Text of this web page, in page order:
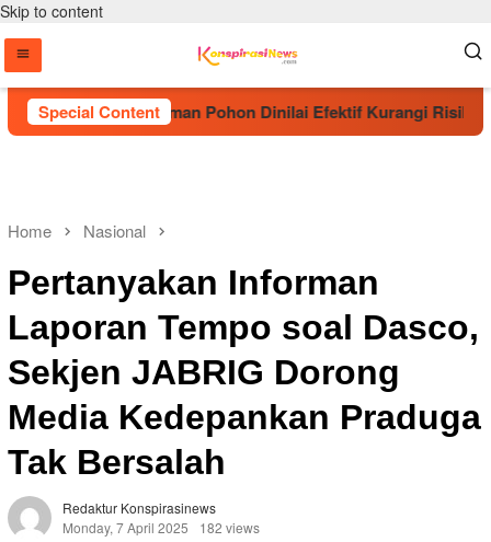
Skip to content
Special Content
Sebut Penanaman Pohon Dinilai Efektif Kurangi Risiko
Home Nasional
Pertanyakan Informan
Laporan Tempo soal Dasco,
Sekjen JABRIG Dorong
Media Kedepankan Praduga
Tak Bersalah
Redaktur Konspirasinews
Monday, 7 April 2025
182 views